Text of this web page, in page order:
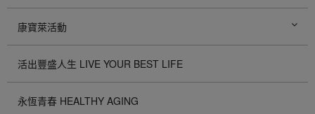
康寶萊活動
活出豐盛人生 LIVE YOUR BEST LIFE
永恆青春 HEALTHY AGING